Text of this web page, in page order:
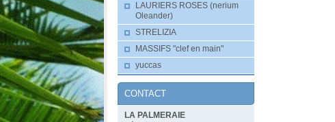
LAURIERS ROSES (nerium
Oleander)
STRELIZIA
MASSIFS "clef en main"
yuccas
CONTACT
LA PALMERAIE